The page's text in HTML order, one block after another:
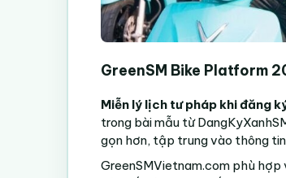
GreenSM Bike Platform
Miễn lý lịch tư pháp khi đăng
trong bài mẫu từ
gọn hơn, tập trung vào thông
GreenSMVietnam.com phù hợp